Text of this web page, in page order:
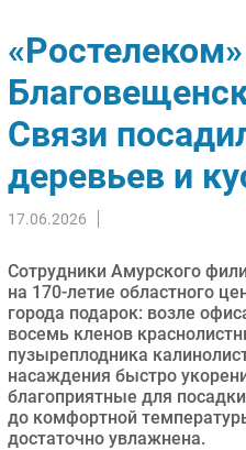
Импорто­замещение
Автоматизация
Интернет
Фиксированная связь
Интеграция
Маркетинг
Торговые сети
Оборудование
ПО
Outsourcing
Кадры
Связи
деревьев и
17.06.2026
Сотрудники Амурского
на 170-летие областного
города подарок: возле
восемь кленов
пузыреплодника
насаждения быстро
благоприятные для
до комфортной
достаточно увлажнена.